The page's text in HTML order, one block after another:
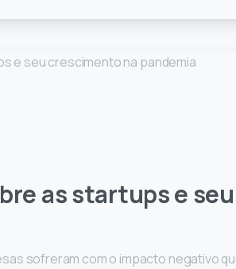
as startups e
sofreram com o impacto negativo